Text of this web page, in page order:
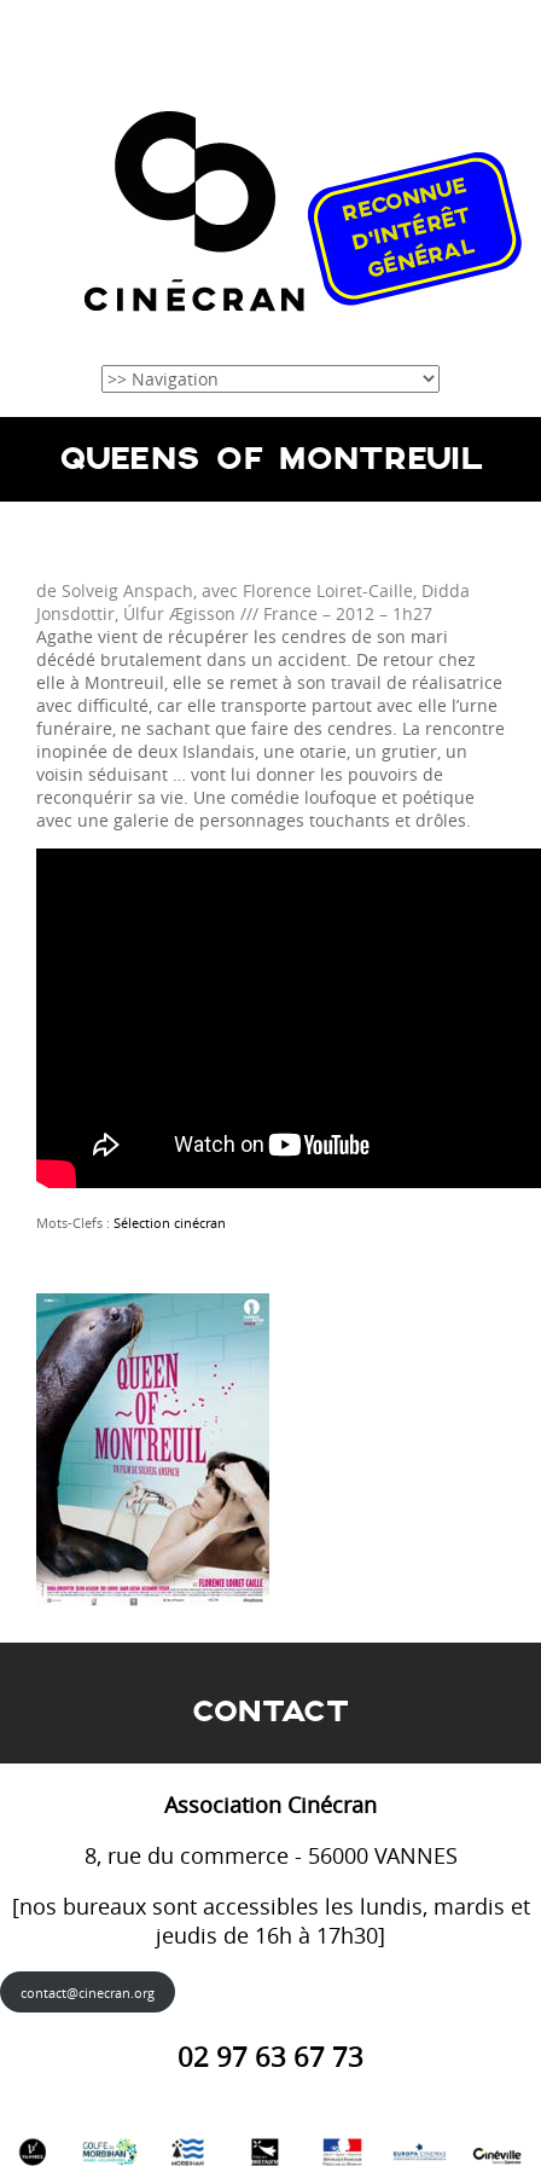
QUEENS OF MONTREUIL
de Solveig Anspach, avec Florence Loiret-Caille, Didda
Jonsdottir, Úlfur Ægisson /// France – 2012 – 1h27
Agathe vient de récupérer les cendres de son mari
décédé brutalement dans un accident. De retour chez
elle à Montreuil, elle se remet à son travail de réalisatrice
avec difficulté, car elle transporte partout avec elle l’urne
funéraire, ne sachant que faire des cendres. La rencontre
inopinée de deux Islandais, une otarie, un grutier, un
voisin séduisant … vont lui donner les pouvoirs de
reconquérir sa vie. Une comédie loufoque et poétique
avec une galerie de personnages touchants et drôles.
Mots-Clefs : Sélection cinécran
CONTACT
Association Cinécran
8, rue du commerce - 56000 VANNES
[nos bureaux sont accessibles les lundis, mardis et
jeudis de 16h à 17h30]
contact@cinecran.org
02 97 63 67 73